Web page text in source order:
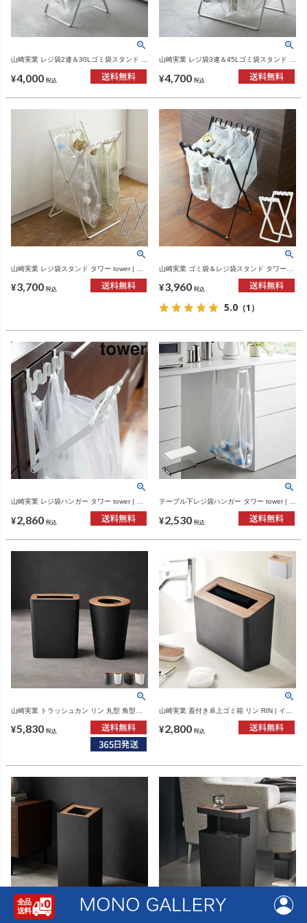
山崎実業 レジ袋2連＆30Lゴミ袋スタンド タ
ワー tower | ゴミ箱・インテリア雑貨
¥4,000 税込
山崎実業 レジ袋3連＆45Lゴミ袋スタンド タ
ワー tower | インテリア雑貨・ゴミ箱
¥4,700 税込
山崎実業 レジ袋スタンド タワー tower | イ
¥3,700 税込
山崎実業 ゴミ袋＆レジ袋スタンド タワー
ゴミ箱
¥3,960 税込
5.0 （1）
山崎実業 レジ袋ハンガー タワー tower | イ
ンテリア雑貨・タワーシリーズ・ゴミ箱
¥2,860 税込
テーブル下レジ袋ハンガー タワー tower | イ
ンテリア雑貨・タワーシリーズ・ゴミ箱
¥2,530 税込
山崎実業 トラッシュカン リン 丸型 角型
箱
¥5,830 税込
山崎実業 蓋付き卓上ゴミ箱 リン RIN | イン
¥2,800 税込